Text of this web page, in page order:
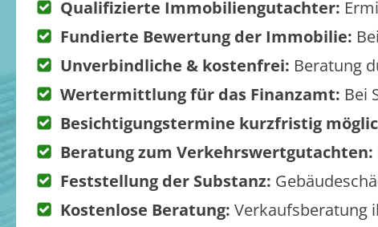
Qualifizierte Immobiliengutachter:
Fundierte Bewertung der Immobilie:
Unverbindliche & kostenfrei: Beratung
Wertermittlung für das Finanzamt: Bei
Besichtigungstermine kurzfristig
Beratung zum Verkehrswertgutachten:
Feststellung der Substanz:
Kostenlose Beratung: Verkaufsberatung